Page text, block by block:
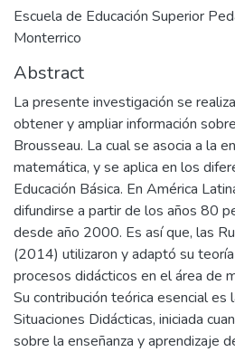
Escuela de Educación Superior
Monterrico
Abstract
La presente investigación se
obtener y ampliar información
Brousseau. La cual se asocia a la
matemática, y se aplica en los
Educación Básica. En América
difundirse a partir de los años 80
desde año 2000. Es así que, las
(2014) utilizaron y adaptó su
procesos didácticos en el área de
Su contribución teórica esencial es
Situaciones Didácticas, iniciada
sobre la enseñanza y aprendizaje